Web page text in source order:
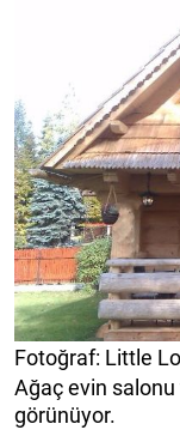
Fotoğraf: Little
Ağaç evin salonu
görünüyor.